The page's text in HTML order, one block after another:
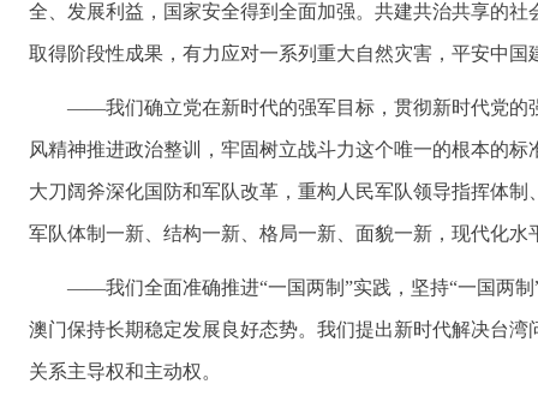
全、发展利益，国家安全得到全面加强。共建共治共享的
取得阶段性成果，有力应对一系列重大自然灾害，平安中国
——我们确立党在新时代的强军目标，贯彻新时代党的
风精神推进政治整训，牢固树立战斗力这个唯一的根本的
大刀阔斧深化国防和军队改革，重构人民军队领导指挥体
军队体制一新、结构一新、格局一新、面貌一新，现代化
——我们全面准确推进“一国两制”实践，坚持“一国两
澳门保持长期稳定发展良好态势。我们提出新时代解决台
关系主导权和主动权。